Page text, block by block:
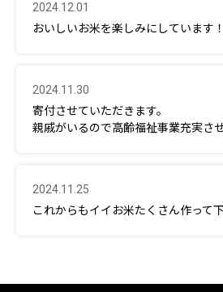
2024.12.01
おいしいお米を楽しみにしています！
2024.11.30
寄付させていただきます。
親戚がいるので高齢福祉事業充実さ
2024.11.25
これからもイイお米たくさん作って